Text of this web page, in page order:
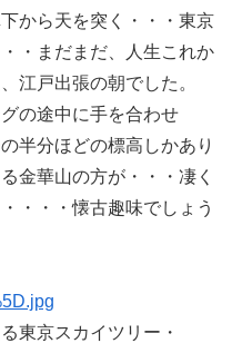
から天を突く・・・東京
・まだまだ、人生これか
江戸出張の朝でした。
の途中に手を合わせ
半分ほどの標高しかあり
金華山の方が・・・凄く
・・・懐古趣味でしょう
東京スカイツリー・